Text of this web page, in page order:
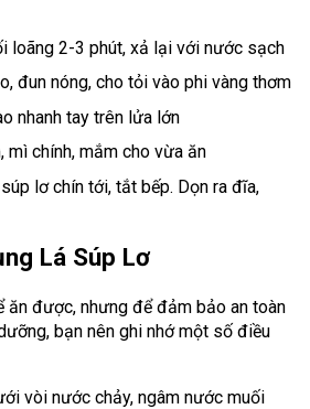
loãng 2-3 phút, xả lại với nước sạch
đun nóng, cho tỏi vào phi vàng thơm
nhanh tay trên lửa lớn
mì chính, mắm cho vừa ăn
lơ chín tới, tắt bếp. Dọn ra đĩa,
Lá Súp Lơ
ăn được, nhưng để đảm bảo an toàn
bạn nên ghi nhớ một số điều
vòi nước chảy, ngâm nước muối